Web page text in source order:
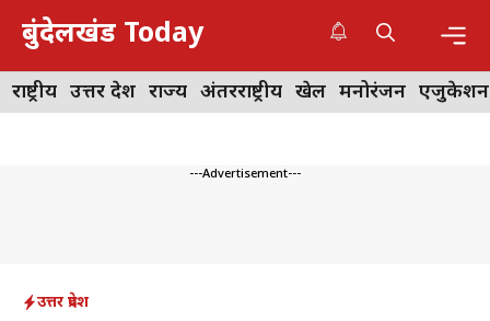
Skip
content
बुंदेलखंड Today
राष्ट्रीय उत्तर प्रदेश राज्य अंतरराष्ट्रीय खेल मनोरंजन एजुकेशन
---Advertisement---
उत्तर प्रदेश